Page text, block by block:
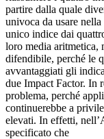
partire dalla quale
univoca da usare
unico indice dai
loro media aritmetica,
difendibile, perché le
avvantaggiati gli
due Impact Factor. In
problema, perché
continuerebbe a
elevati. In effetti,
specificato che